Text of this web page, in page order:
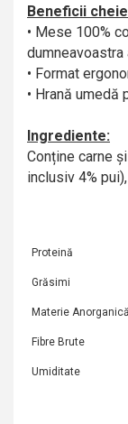
Beneficii
• Mese 100%
dumneavoastra
• Format
• Hrană umedă
Ingrediente:
Conține carne
inclusiv 4%
Proteină
Grăsimi
Materie Anorganică
Fibre Brute
Umiditate